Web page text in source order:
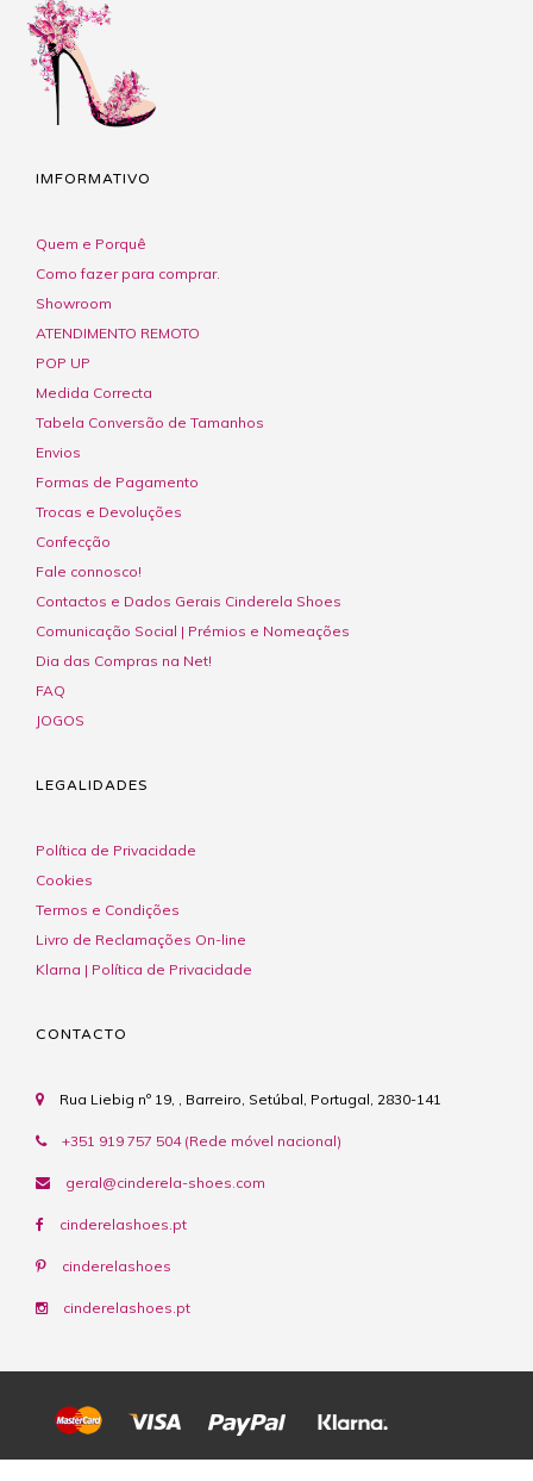
IMFORMATIVO
Quem e Porquê
Como fazer para comprar.
Showroom
ATENDIMENTO REMOTO
POP UP
Medida Correcta
Tabela Conversão de Tamanhos
Envios
Formas de Pagamento
Trocas e Devoluções
Confecção
Fale connosco!
Contactos e Dados Gerais Cinderela Shoes
Comunicação Social | Prémios e Nomeações
Dia das Compras na Net!
FAQ
JOGOS
LEGALIDADES
Política de Privacidade
Cookies
Termos e Condições
Livro de Reclamações On-line
Klarna | Política de Privacidade
CONTACTO
Rua Liebig nº 19, , Barreiro, Setúbal, Portugal, 2830-141
+351 919 757 504 (Rede móvel nacional)
geral@cinderela-shoes.com
cinderelashoes.pt
cinderelashoes
cinderelashoes.pt